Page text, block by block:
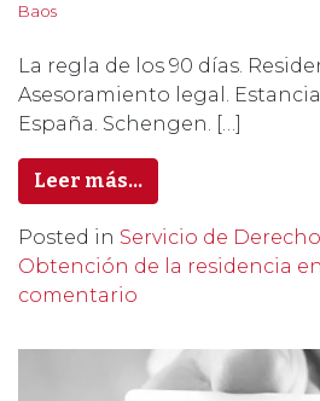
Baos
La regla de los 90 días.
Asesoramiento legal.
España. Schengen. […]
Leer más…
Posted in Servicio de
Obtención de la residencia en
comentario